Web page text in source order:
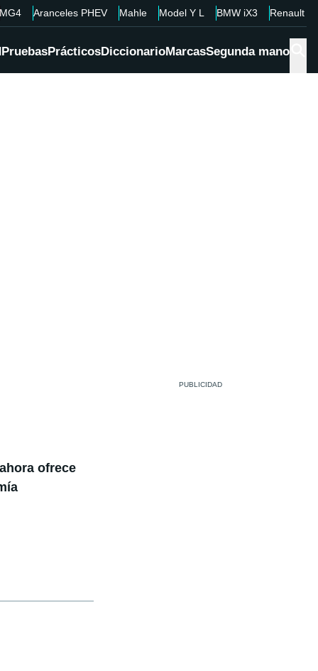
MG4 Aranceles PHEV Mahle Model Y L BMW iX3 Renault
PruebasPrácticosDiccionarioMarcasSegunda mano
ofrece